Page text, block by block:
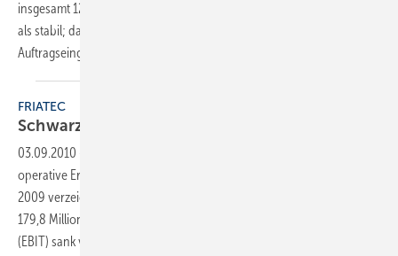
insgesamt 12 % im Vergleich zum Vorjahr. Der Binnenmarkt erwies sich
als stabil; das Auslandsgeschäft trotzte der Euro-Krise. Der
Auftragseingang der deutschen
FRIATEC
Schwarze Zahlen trotz
03.09.2010
operative Ergebnis von 2008 nicht erreicht werden. Im Geschäftsjahr
2009 verzeichnete Friatec einen Umsatzrückgang um 14,2 % von
179,8 Millionen Euro auf 154,3 Millionen Euro. Das operative Ergebnis
(EBIT) sank von 23,4 auf 11,3 Millionen